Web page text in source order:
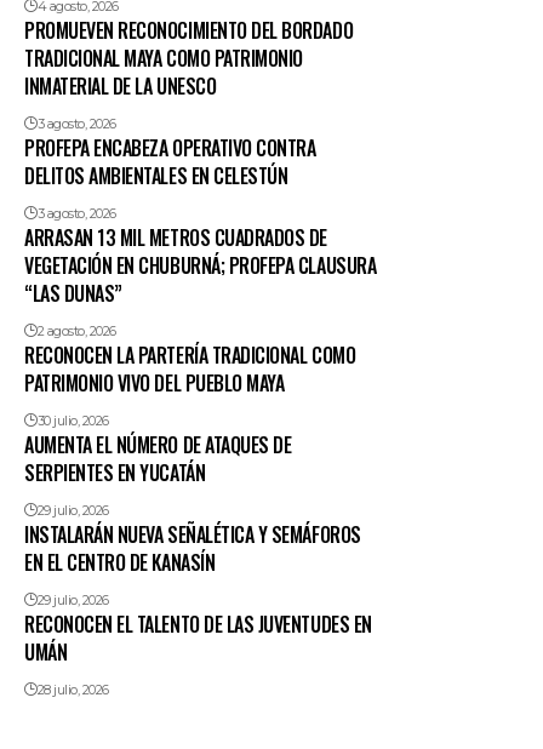
4 agosto, 2026
PROMUEVEN RECONOCIMIENTO DEL BORDADO
TRADICIONAL MAYA COMO PATRIMONIO
INMATERIAL DE LA UNESCO
3 agosto, 2026
PROFEPA ENCABEZA OPERATIVO CONTRA
DELITOS AMBIENTALES EN CELESTÚN
3 agosto, 2026
ARRASAN 13 MIL METROS CUADRADOS DE
VEGETACIÓN EN CHUBURNÁ; PROFEPA CLAUSURA
“LAS DUNAS”
2 agosto, 2026
RECONOCEN LA PARTERÍA TRADICIONAL COMO
PATRIMONIO VIVO DEL PUEBLO MAYA
30 julio, 2026
AUMENTA EL NÚMERO DE ATAQUES DE
SERPIENTES EN YUCATÁN
29 julio, 2026
INSTALARÁN NUEVA SEÑALÉTICA Y SEMÁFOROS
EN EL CENTRO DE KANASÍN
29 julio, 2026
RECONOCEN EL TALENTO DE LAS JUVENTUDES EN
UMÁN
28 julio, 2026